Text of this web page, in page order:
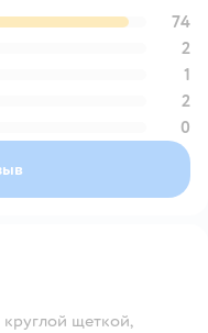
74
2
1
2
0
щеткой,